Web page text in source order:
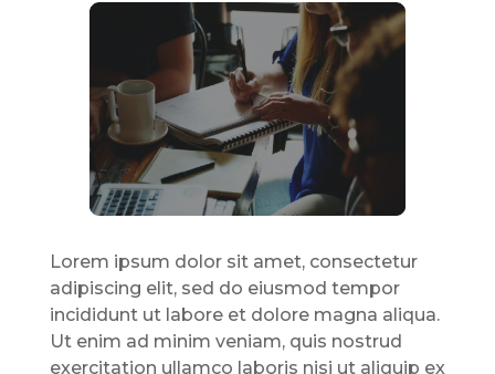
Lorem ipsum dolor sit amet, consectetur
adipiscing elit, sed do eiusmod tempor
incididunt ut labore et dolore magna aliqua.
Ut enim ad minim veniam, quis nostrud
exercitation ullamco laboris nisi ut aliquip ex